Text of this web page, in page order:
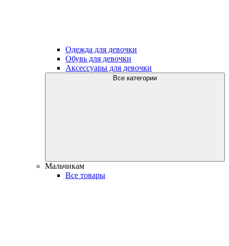
Одежда для девочки
Обувь для девочки
Аксессуары для девочки
Все категории
Мальчикам
Все товары